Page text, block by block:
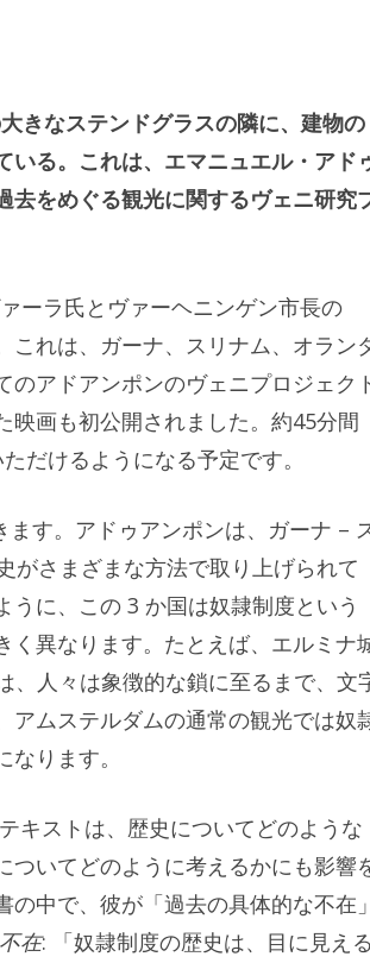
きなステンドグラスの隣に、建物の
る。これは、エマニュエル・アド
去をめぐる観光に関するヴェニ研究
ーラ氏とヴァーヘニンゲン市長の
これは、ガーナ、スリナム、オラン
アドアンポンのヴェニプロジェク
映画も初公開されました。約45分間
だけるようになる予定です。
す。アドゥアンポンは、ガーナ –
がさまざまな方法で取り上げられて
に、この 3 か国は奴隷制度という
く異なります。たとえば、エルミナ
、人々は象徴的な鎖に至るまで、文
ムステルダムの通常の観光では奴
ります。
キストは、歴史についてどのような
いてどのように考えるかにも影響
中で、彼が「過去の具体的な不在」
在: 「奴隷制度の歴史は、目に見える